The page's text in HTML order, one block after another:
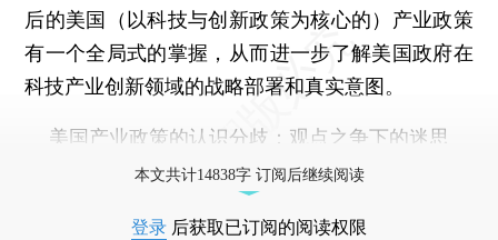
后的美国（以科技与创新政策为核心的）产业政策
有一个全局式的掌握，从而进一步了解美国政府在
科技产业创新领域的战略部署和真实意图。
美国产业政策的认识分歧：观点之争下的迷思
本文共计14838字 订阅后继续阅读
登录 后获取已订阅的阅读权限